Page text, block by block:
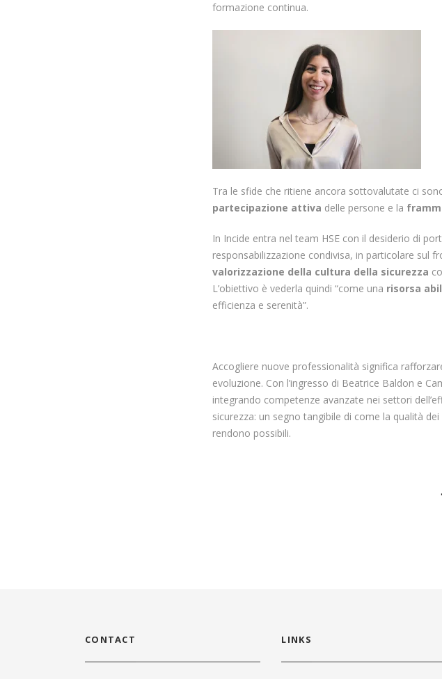
formazione continua.
Tra le sfide che ritiene ancora sottovalutate ci
partecipazione attiva delle persone e la
In Incide entra nel team HSE con il desiderio di
responsabilizzazione condivisa, in particolare sul
valorizzazione della cultura della sicurezza
L’obiettivo è vederla quindi “come una risorsa
efficienza e serenità”.
Accogliere nuove professionalità significa
evoluzione. Con l’ingresso di Beatrice Baldon e
integrando competenze avanzate nei settori
sicurezza: un segno tangibile di come la qualità
rendono possibili.
CONTACT LINKS